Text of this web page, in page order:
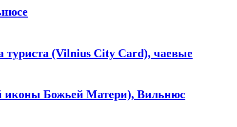
(Vilnius City Card), чаевые
иконы Божьей Матери), Вильнюс